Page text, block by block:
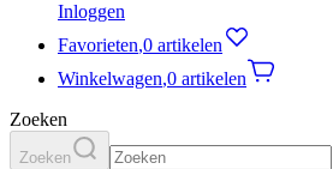
Inloggen
Favorieten,0 artikelen
Winkelwagen,0 artikelen
Zoeken
Zoeken